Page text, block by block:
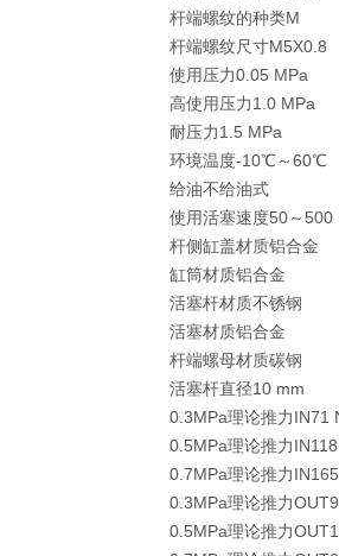
杆端螺纹的种类M
杆端螺纹尺寸M5X0.8
使用压力0.05 MPa
高使用压力1.0 MPa
耐压力1.5 MPa
环境温度-10℃～60℃
给油不给油式
使用活塞速度50～500
杆侧缸盖材质铝合金
缸筒材质铝合金
活塞杆材质不锈钢
活塞材质铝合金
杆端螺母材质碳钢
活塞杆直径10 mm
0.3MPa理论推力IN71
0.5MPa理论推力
0.7MPa理论推力
0.3MPa理论推力
0.5MPa理论推力